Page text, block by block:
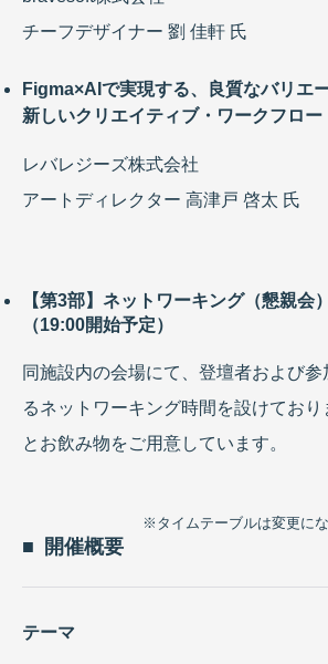
チーフデザイナー 劉 佳軒 氏
Figma×AIで実現する、良質なバリエ
新しいクリエイティブ・ワークフロー
レバレジーズ株式会社
アートディレクター 高津戸 啓太 氏
【第3部】ネットワーキング（懇親会）
（19:00開始予定）
同施設内の会場にて、登壇者および参
るネットワーキング時間を設けてお
とお飲み物をご用意しています。
※タイムテーブルは変更に
開催概要
テーマ